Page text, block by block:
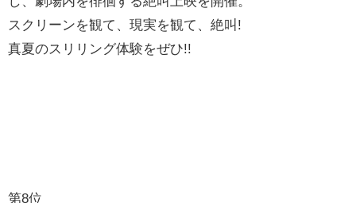
スクリーンを観て、現実を観て、絶叫!
真夏のスリリング体験をぜひ!!
第8位